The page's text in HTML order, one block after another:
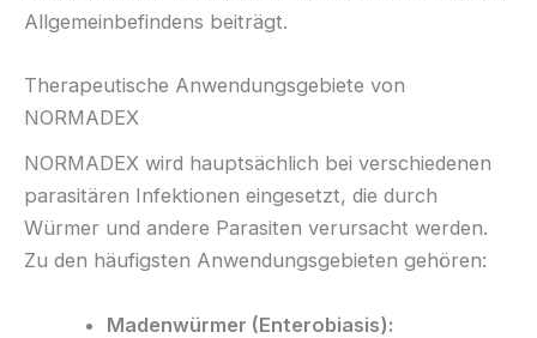
Allgemeinbefindens beiträgt.
Therapeutische Anwendungsgebiete von
NORMADEX
NORMADEX wird hauptsächlich bei verschiedenen
parasitären Infektionen eingesetzt, die durch
Würmer und andere Parasiten verursacht werden.
Zu den häufigsten Anwendungsgebieten gehören:
Madenwürmer (Enterobiasis):